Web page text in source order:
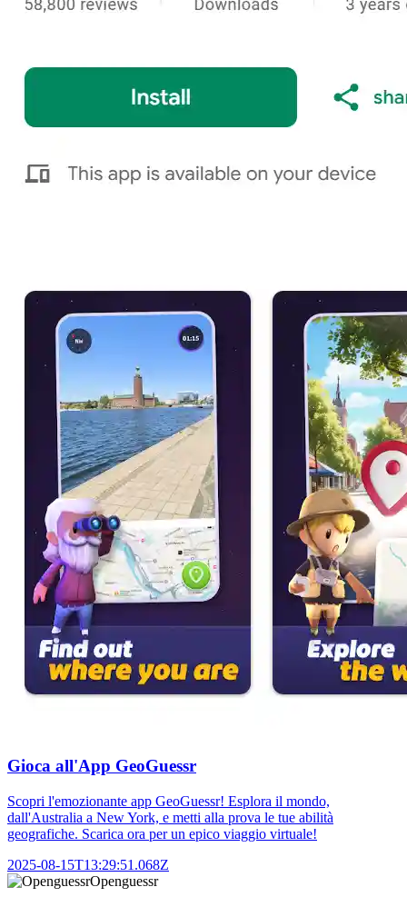
Gioca all'App GeoGuessr
Scopri l'emozionante app GeoGuessr! Esplora il mondo,
dall'Australia a New York, e metti alla prova le tue abilità
geografiche. Scarica ora per un epico viaggio virtuale!
2025-08-15T13:29:51.068Z
Openguessr